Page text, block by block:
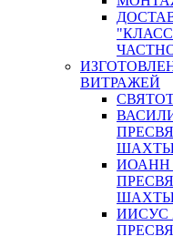
ВИТРАЖЕЙ
ИОАНН
ИИСУС